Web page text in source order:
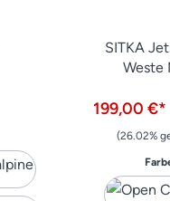
SITKA
Weste
199,00 €*
(26.02%